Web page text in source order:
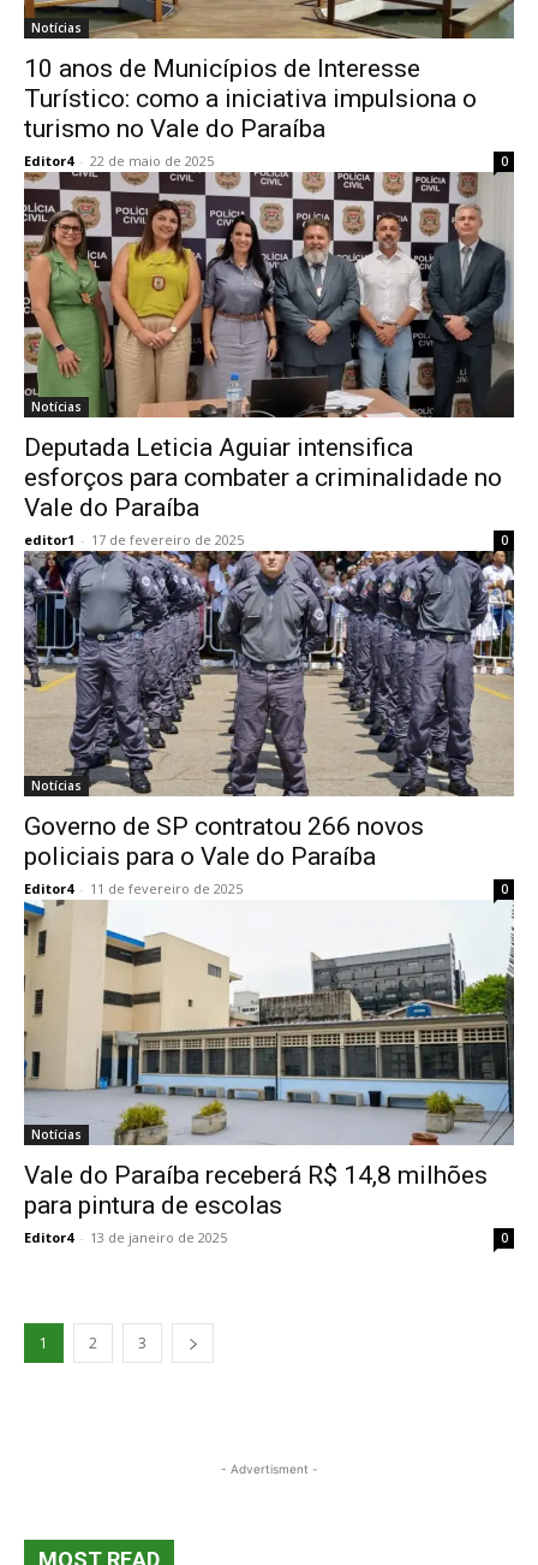
Notícias
10 anos de Municípios de Interesse
Turístico: como a iniciativa impulsiona o
turismo no Vale do Paraíba
Editor4 - 22 de maio de 2025 0
Notícias
Deputada Leticia Aguiar intensifica
esforços para combater a criminalidade no
Vale do Paraíba
editor1 - 17 de fevereiro de 2025 0
Notícias
Governo de SP contratou 266 novos
policiais para o Vale do Paraíba
Editor4 - 11 de fevereiro de 2025 0
Notícias
Vale do Paraíba receberá R$ 14,8 milhões
para pintura de escolas
Editor4 - 13 de janeiro de 2025 0
1 2 3
- Advertisment -
MOST READ